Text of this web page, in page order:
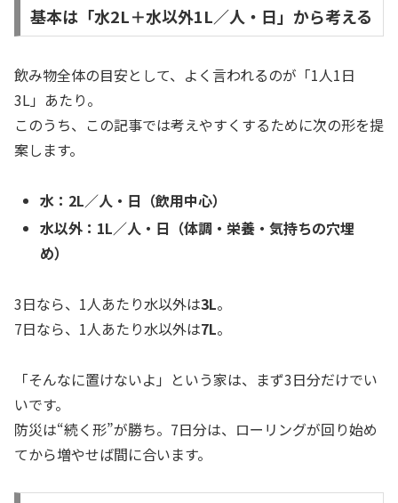
基本は「水2L＋水以外1L／人・日」から考える
飲み物全体の目安として、よく言われるのが「1人1日
3L」あたり。
このうち、この記事では考えやすくするために次の形を提
案します。
水：2L／人・日（飲用中心）
水以外：1L／人・日（体調・栄養・気持ちの穴埋
め）
3日なら、1人あたり水以外は3L。
7日なら、1人あたり水以外は7L。
「そんなに置けないよ」という家は、まず3日分だけでい
いです。
防災は“続く形”が勝ち。7日分は、ローリングが回り始め
てから増やせば間に合います。